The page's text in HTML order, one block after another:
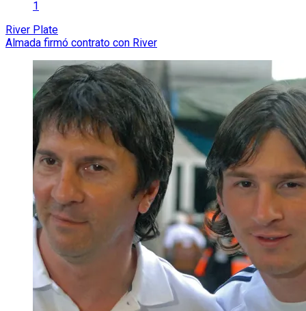
1
River Plate
Almada firmó contrato con River